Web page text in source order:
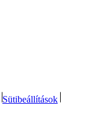
Sütibeállítások